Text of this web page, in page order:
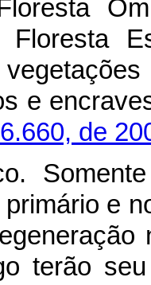
Floresta
e
de
e
terão